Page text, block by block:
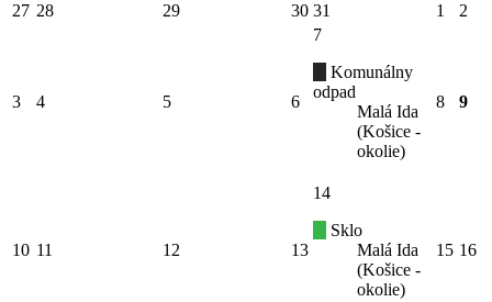
27 28 29 30 31 1 2
3 4 5 6
7
Komunálny
odpad
Malá Ida
(Košice -
okolie)
8 9
10 11 12 13
14
Sklo
Malá Ida
(Košice -
okolie)
15 16